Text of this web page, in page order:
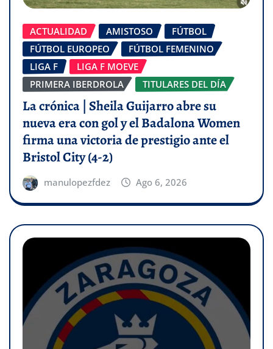
ACTUALIDAD AMISTOSO
FÚTBOL
FÚTBOL EUROPEO
FÚTBOL FEMENINO
LIGA F
LIGA F MOEVE
PRIMERA IBERDROLA
TITULARES DEL DÍA
La crónica | Sheila Guijarro abre su
nueva era con gol y el Badalona Women
firma una victoria de prestigio ante el
Bristol City (4-2)
manulopezfdez Ago 6, 2026